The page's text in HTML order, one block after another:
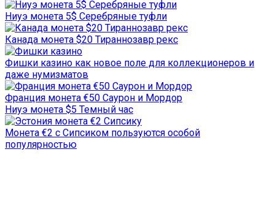
Ниуэ монета 5$ Серебряные туфли
Канада монета $20 Тираннозавр рекс
Фишки казино как новое поле для коллекционеров и
даже нумизматов
Франция монета €50 Саурон и Мордор
Ниуэ монета $5 Темный час
Монета €2 с Сипсиком пользуются особой
популярностью